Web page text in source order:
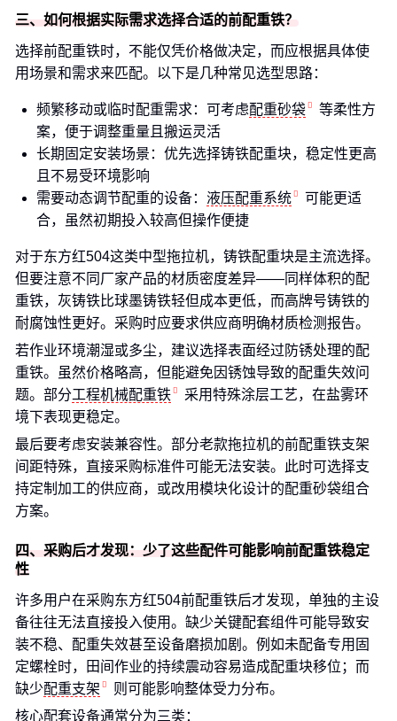
三、如何根据实际需求选择合适的前配重铁？
选择前配重铁时，不能仅凭价格做决定，而应根据具体使
用场景和需求来匹配。以下是几种常见选型思路：
频繁移动或临时配重需求：可考虑配重砂袋
等柔性方
案，便于调整重量且搬运灵活
长期固定安装场景：优先选择铸铁配重块，稳定性更高
且不易受环境影响
需要动态调节配重的设备： 液压配重系统
可能更适
合，虽然初期投入较高但操作便捷
对于东方红504这类中型拖拉机，铸铁配重块是主流选择。
但要注意不同厂家产品的材质密度差异——同样体积的配
重铁，灰铸铁比球墨铸铁轻但成本更低，而高牌号铸铁的
耐腐蚀性更好。采购时应要求供应商明确材质检测报告。
若作业环境潮湿或多尘，建议选择表面经过防锈处理的配
重铁。虽然价格略高，但能避免因锈蚀导致的配重失效问
题。部分工程机械配重铁
采用特殊涂层工艺，在盐雾环
境下表现更稳定。
最后要考虑安装兼容性。部分老款拖拉机的前配重铁支架
间距特殊，直接采购标准件可能无法安装。此时可选择支
持定制加工的供应商，或改用模块化设计的配重砂袋组合
方案。
四、采购后才发现：少了这些配件可能影响前配重铁稳定
性
许多用户在采购东方红504前配重铁后才发现，单独的主设
备往往无法直接投入使用。缺少关键配套组件可能导致安
装不稳、配重失效甚至设备磨损加剧。例如未配备专用固
定螺栓时，田间作业的持续震动容易造成配重块移位；而
缺少配重支架
则可能影响整体受力分布。
核心配套设备通常分为三类：